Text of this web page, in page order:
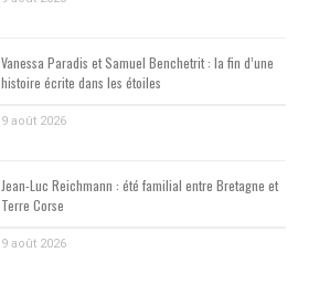
Vanessa Paradis et Samuel Benchetrit : la fin d’une
histoire écrite dans les étoiles
9 août 2026
Jean-Luc Reichmann : été familial entre Bretagne et
Terre Corse
9 août 2026